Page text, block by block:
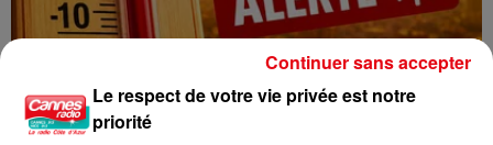
CANICULE : 12 DÉPARTEMENTS EN VIGILANCE ORANGE CE WEEK-END
Le respect de votre vie privée est notre
priorité
Continuer sans accepter